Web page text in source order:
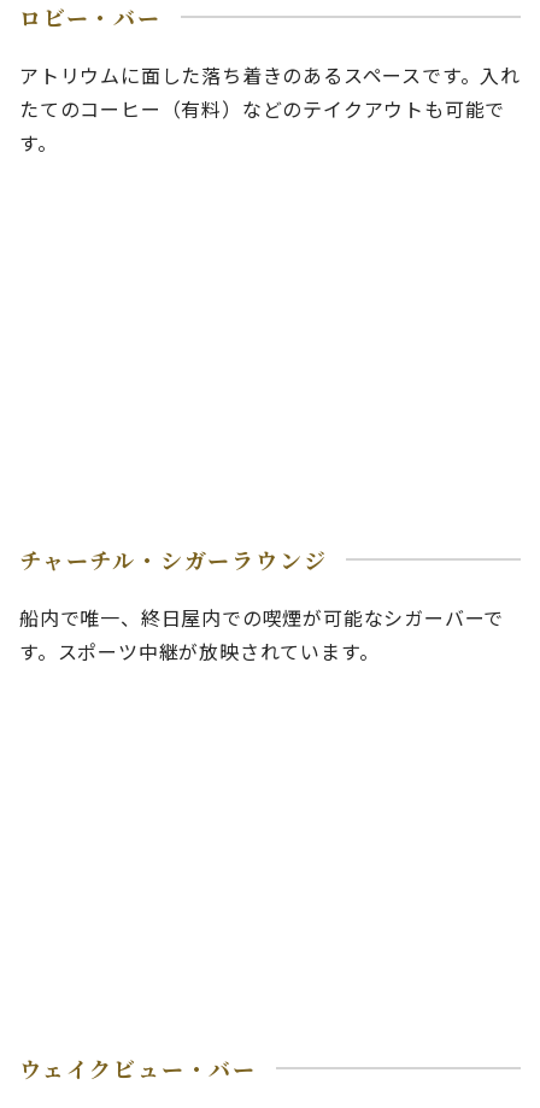
ロビー・バー
アトリウムに面した落ち着きのあるスペースです。入れ
たてのコーヒー（有料）などのテイクアウトも可能で
す。
チャーチル・シガーラウンジ
船内で唯一、終日屋内での喫煙が可能なシガーバーで
す。スポーツ中継が放映されています。
ウェイクビュー・バー